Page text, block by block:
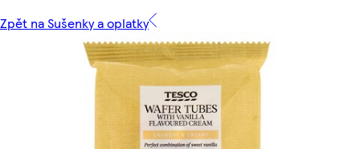
Zpět na Sušenky a oplatky